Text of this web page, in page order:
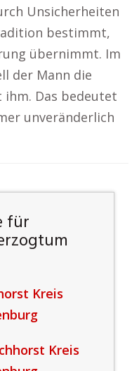
Unsicherheiten
bestimmt,
übernimmt. Im
der Mann die
Das bedeutet
unveränderlich
für
Kreis
Kreis